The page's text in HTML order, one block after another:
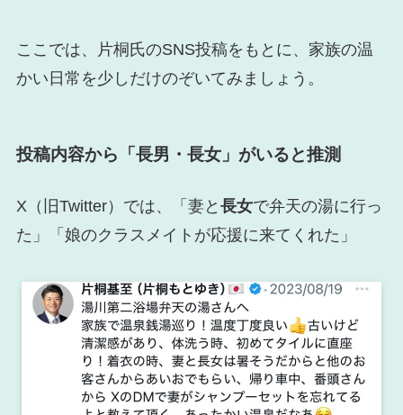
ここでは、片桐氏のSNS投稿をもとに、家族の温
かい日常を少しだけのぞいてみましょう。
投稿内容から「長男・長女」がいると推測
X（旧Twitter）では、「妻と 長女で弁天の湯に行っ
た」「娘のクラスメイトが応援に来てくれた」